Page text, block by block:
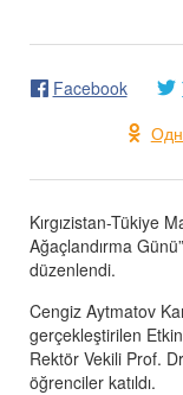
Facebook
Kırgızistan-Tükiye
Ağaçlandırma
düzenlendi.
Cengiz Aytmatov
gerçekleştirilen
Rektör Vekili Prof.
öğrenciler katıldı.